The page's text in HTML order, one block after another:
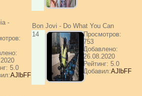
-
5.0
AJlbFF
Bon Jovi - Do What You Can
14
Просмотров:
753
Добавлено:
26.08.2020
Рейтинг: 5.0
Добавил:AJlbFF